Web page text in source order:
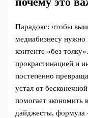
Парадокс: чтобы
медиабизнесу нужно
контенте «без
прокрастинацией и
постепенно
устал от
помогает экономить
дайджесты, формула